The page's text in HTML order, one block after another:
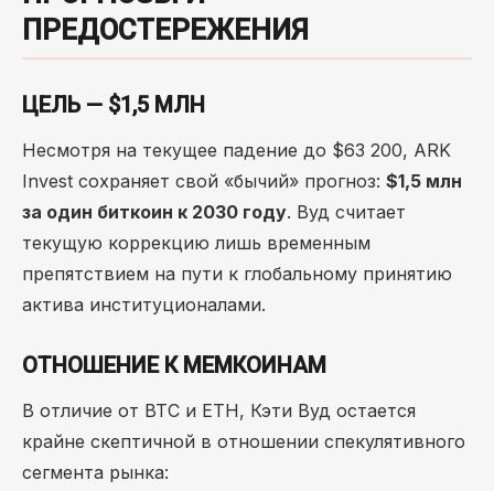
ПРЕДОСТЕРЕЖЕНИЯ
ЦЕЛЬ — $1,5 МЛН
Несмотря на текущее падение до $63 200, ARK
Invest сохраняет свой «бычий» прогноз: $1,5 млн
за один биткоин к 2030 году. Вуд считает
текущую коррекцию лишь временным
препятствием на пути к глобальному принятию
актива институционалами.
ОТНОШЕНИЕ К МЕМКОИНАМ
В отличие от BTC и ETH, Кэти Вуд остается
крайне скептичной в отношении спекулятивного
сегмента рынка: